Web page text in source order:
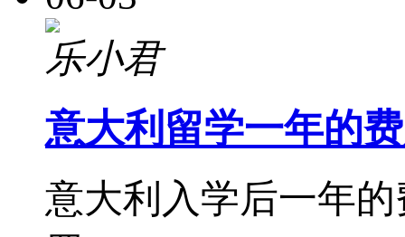
乐小君
意大利留学一年的
意大利入学后一年